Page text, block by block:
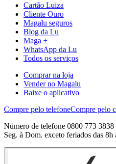
Cartão Luiza
Cliente Ouro
Magalu seguros
Blog da Lu
Maga +
WhatsApp da Lu
Todos os serviços
Comprar na loja
Vender no Magalu
Baixe o aplicativo
Compre pelo telefoneCompre pelo
Número de telefone 0800 773 3838
Seg. à Dom. exceto feriados das 8h